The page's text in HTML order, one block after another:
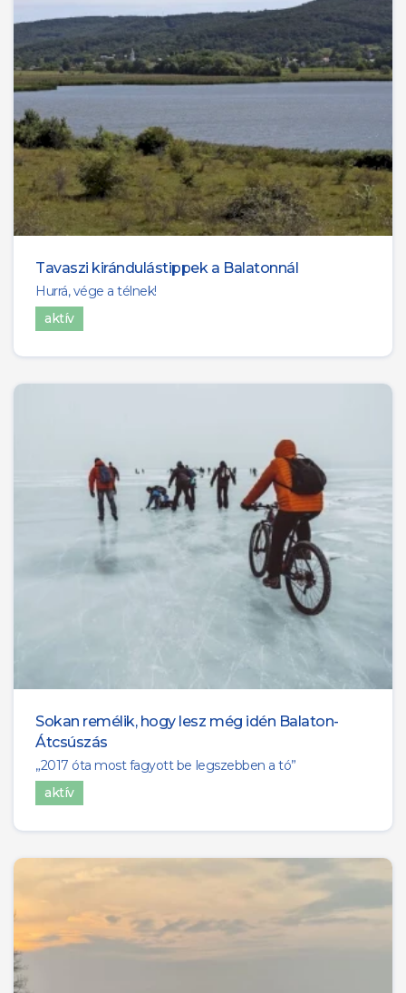
Tavaszi kirándulástippek a Balatonnál
Hurrá, vége a télnek!
aktív
Sokan remélik, hogy lesz még idén Balaton-
Átcsúszás
„2017 óta most fagyott be legszebben a tó”
aktív